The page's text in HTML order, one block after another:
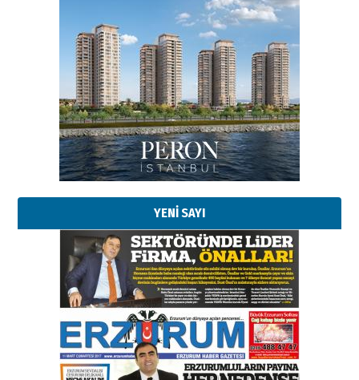
YENİ SAYI
Esat BİNDESEN
Başkan Sekmen’den Erzurum’a
bir vizyon proje daha!
02 Ağustos 2026 Pazar
Kadir SABUNCUOĞLU
Erzurumspor’un köşe taşları
29 Haziran 2026 Pazartesi
Kenan GÜLERCİ
Murat Şahsuvaroğlu ERKON’da
çıtayı yukarı taşırken,
yönetimdekiler aşağı
çekmemeli!
17 Şubat 2026 SalıOrhan BOZKURT
Bir fotoğraf, bir şehir, bir
gazeteci… Dizginler kimin
elinde?
31 Mart 2026 Salı
A. Berhan Yılmaz